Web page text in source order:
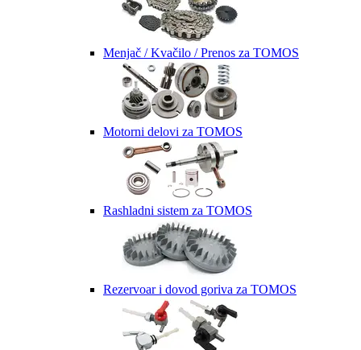
Menjač / Kvačilo / Prenos za TOMOS
Motorni delovi za TOMOS
Rashladni sistem za TOMOS
Rezervoar i dovod goriva za TOMOS